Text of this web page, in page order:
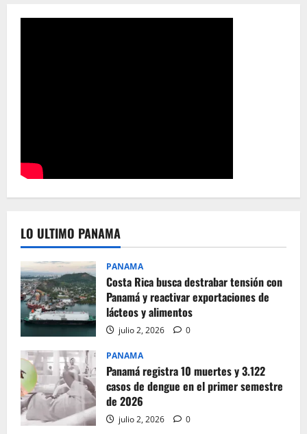
LO ULTIMO PANAMA
PANAMA
Costa Rica busca destrabar tensión con
Panamá y reactivar exportaciones de
lácteos y alimentos
julio 2, 2026 0
PANAMA
Panamá registra 10 muertes y 3.122
casos de dengue en el primer semestre
de 2026
julio 2, 2026 0